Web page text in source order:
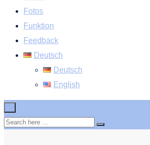
Fotos
Funktion
Feedback
Deutsch
Deutsch
English